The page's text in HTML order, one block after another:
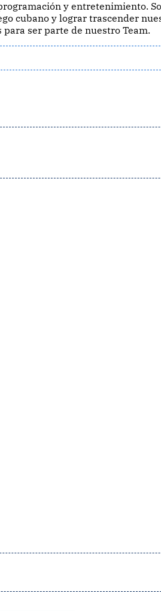
y entretenimiento.
cubano y lograr trascender
ser parte de nuestro Team.